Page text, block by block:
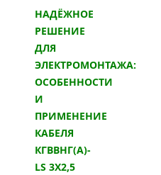
НАДЁЖНОЕ
РЕШЕНИЕ
ДЛЯ
ЭЛЕКТРОМОНТАЖА:
ОСОБЕННОСТИ
И
ПРИМЕНЕНИЕ
КАБЕЛЯ
КГВВНГ(A)-
LS 3Х2,5